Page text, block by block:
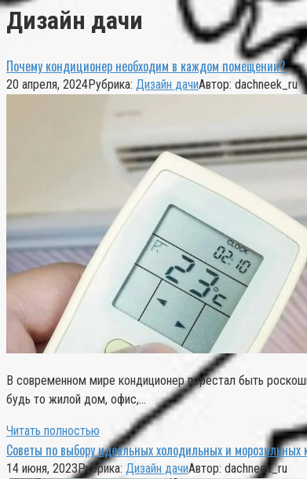
Дизайн дачи
Почему кондиционер необходим в каждом помещении?
20 апреля, 2024Рубрика: Дизайн дачиАвтор: dachneek_ru
В современном мире кондиционер перестал быть
будь то жилой дом, офис,…
Читать полностью
Советы по выбору идеальных холодильных и
14 июня, 2023Рубрика: Дизайн дачиАвтор: dachneek_ru